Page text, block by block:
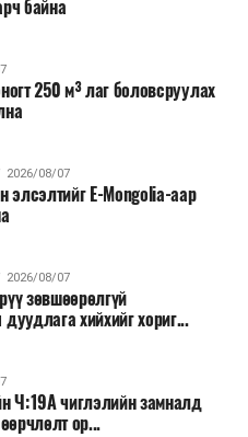
байна
250 м³ лаг боловсруулах
2026/08/07
элсэлтийг E-Mongolia-аар
2026/08/07
зөвшөөрөлгүй
хийхийг хориг...
Ч:19А чиглэлийн замналд
ор...